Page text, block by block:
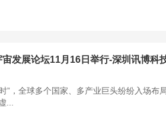
发展论坛11月16日举行-深圳讯博科
，全球多个国家、多产业巨头纷纷入场布
...